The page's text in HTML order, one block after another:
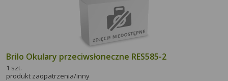
Brilo Okulary przeciwsłoneczne RES585-2
1 szt.
produkt zaopatrzenia/inny